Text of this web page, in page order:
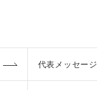
代表メッセージ